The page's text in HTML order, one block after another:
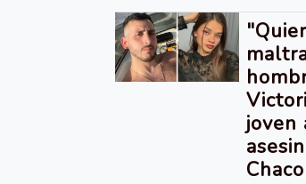
joven
Chaco